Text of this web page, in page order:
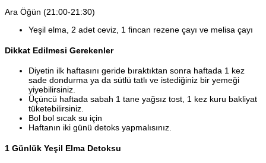
Ara Öğün (21:00-21:30)
Yeşil elma, 2 adet ceviz, 1 fincan rezene çayı ve melisa çayı
Dikkat Edilmesi Gerekenler
Diyetin ilk haftasını geride bıraktıktan sonra haftada 1 kez
sade dondurma ya da sütlü tatlı ve istediğiniz bir yemeği
yiyebilirsiniz.
Üçüncü haftada sabah 1 tane yağsız tost, 1 kez kuru bakliyat
tüketebilirsiniz.
Bol bol sıcak su için
Haftanın iki günü detoks yapmalısınız.
1 Günlük Yeşil Elma Detoksu